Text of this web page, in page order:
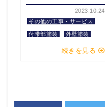
2023.10.24
その他の工事・サービス
付帯部塗装 外壁塗装
続きを見る